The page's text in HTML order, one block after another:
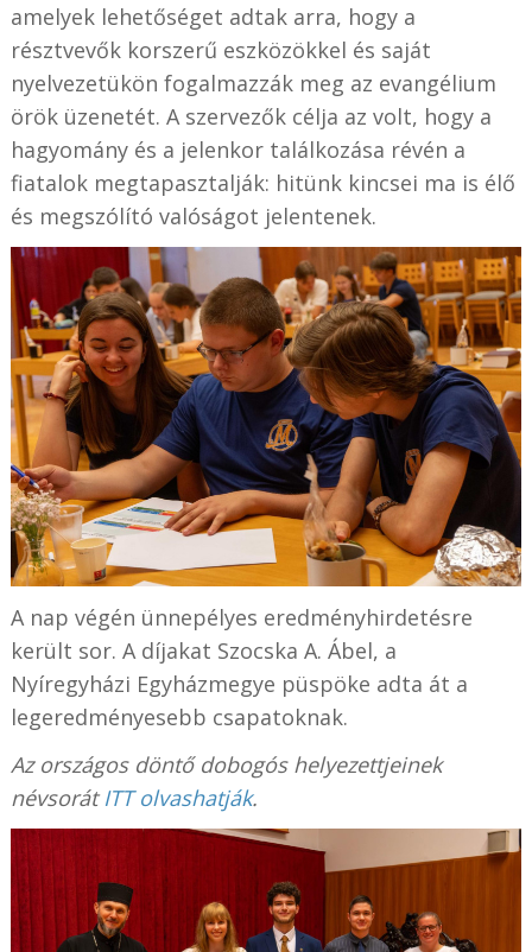
amelyek lehetőséget adtak arra, hogy a
résztvevők korszerű eszközökkel és saját
nyelvezetükön fogalmazzák meg az evangélium
örök üzenetét. A szervezők célja az volt, hogy a
hagyomány és a jelenkor találkozása révén a
fiatalok megtapasztalják: hitünk kincsei ma is élő
és megszólító valóságot jelentenek.
A nap végén ünnepélyes eredményhirdetésre
került sor. A díjakat Szocska A. Ábel, a
Nyíregyházi Egyházmegye püspöke adta át a
legeredményesebb csapatoknak.
Az országos döntő dobogós helyezettjeinek
névsorátITT olvashatják.